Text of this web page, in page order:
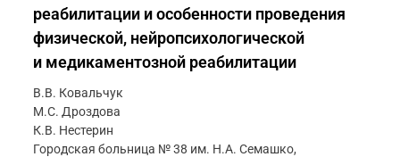
реабилитации и особенности проведения
физической, нейропсихологической
и медикаментозной реабилитации
В.В. Ковальчук
М.С. Дроздова
К.В. Нестерин
Городская больница № 38 им. Н.А. Семашко,